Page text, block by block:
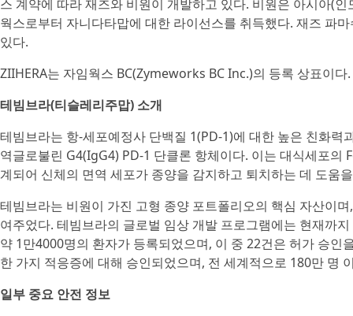
스 계약에 따라 재즈와 비원이 개발하고 있다. 비원은 아시아(
웍스로부터 자니다타맙에 대한 라이선스를 취득했다. 재즈 파
있다.
ZIIHERA는 자임웍스 BC(Zymeworks BC Inc.)의 등록 상표이다.
테빔브라(티슬레리주맙) 소개
테빔브라는 항-세포예정사 단백질 1(PD-1)에 대한 높은 친화
역글로불린 G4(IgG4) PD-1 단클론 항체이다. 이는 대식세포의
계되어 신체의 면역 세포가 종양을 감지하고 퇴치하는 데 도움
테빔브라는 비원이 가진 고형 종양 포트폴리오의 핵심 자산이
여주었다. 테빔브라의 글로벌 임상 개발 프로그램에는 현재까
약 1만4000명의 환자가 등록되었으며, 이 중 22건은 허가 승인
한 가지 적응증에 대해 승인되었으며, 전 세계적으로 180만 명
일부 중요 안전 정보